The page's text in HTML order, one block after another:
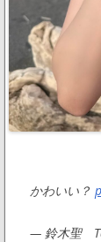
かわいい？
— 鈴木聖